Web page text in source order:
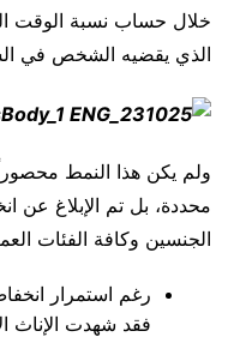
خلال حساب نسبة الوقت
الذي يقضيه الشخص في
ولم يكن هذا النمط
محددة، بل تم الإبلاغ عن
الجنسين وكافة الفئات
رغم استمرار
فقد شهدت الإناث